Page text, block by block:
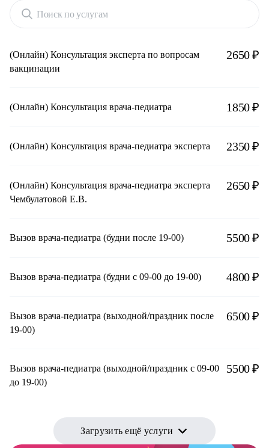
Поиск по услугам
(Онлайн) Консультация эксперта по вопросам
вакцинации
2650 ₽
(Онлайн) Консультация врача-педиатра 1850 ₽
(Онлайн) Консультация врача-педиатра эксперта 2350 ₽
(Онлайн) Консультация врача-педиатра эксперта
Чембулатовой Е.В.
2650 ₽
Вызов врача-педиатра (будни после 19-00) 5500 ₽
Вызов врача-педиатра (будни с 09-00 до 19-00) 4800 ₽
Вызов врача-педиатра (выходной/праздник после
19-00)
6500 ₽
Вызов врача-педиатра (выходной/праздник с 09-00
до 19-00)
5500 ₽
Загрузить ещё услуги